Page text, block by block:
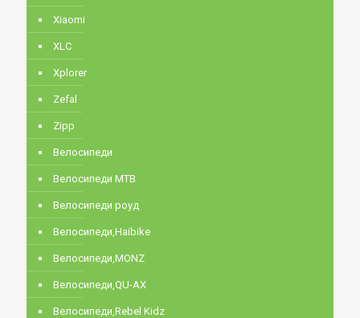
Xiaomi
XLC
Xplorer
Zefal
Zipp
Велосипеди
Велосипеди MTB
Велосипеди роуд
Велосипеди,Haibike
Велосипеди,MONZ
Велосипеди,QU-AX
Велосипеди,Rebel Kidz